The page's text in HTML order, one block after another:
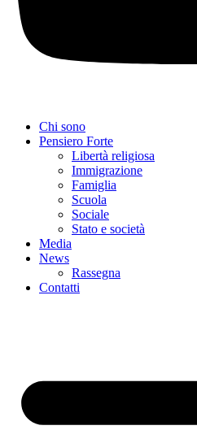
Chi sono
Pensiero Forte
Libertà religiosa
Immigrazione
Famiglia
Scuola
Sociale
Stato e società
Media
News
Rassegna
Contatti